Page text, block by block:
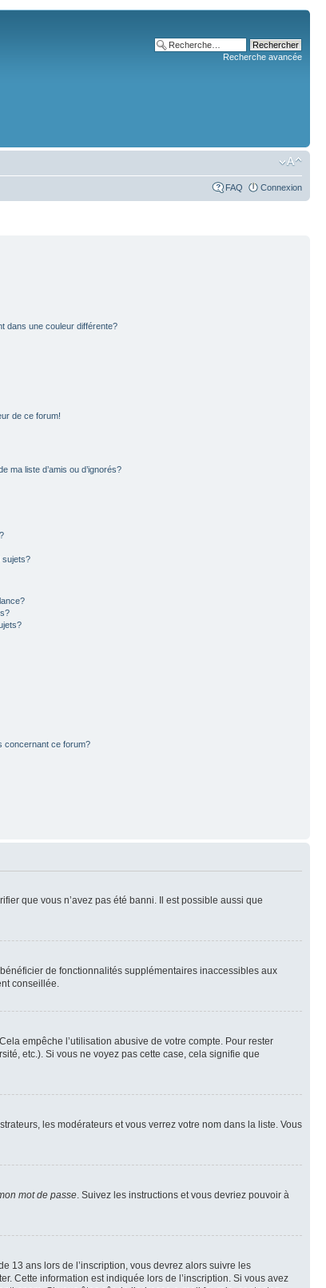
Recherche avancée
FAQ Connexion
dans une couleur différente?
de ce forum!
ma liste d’amis ou d’ignorés?
sujets?
concernant ce forum?
que vous n’avez pas été banni. Il est possible aussi que
de fonctionnalités supplémentaires inaccessibles aux
conseillée.
empêche l’utilisation abusive de votre compte. Pour rester
etc.). Si vous ne voyez pas cette case, cela signifie que
les modérateurs et vous verrez votre nom dans la liste. Vous
mot de passe. Suivez les instructions et vous devriez pouvoir à
13 ans lors de l’inscription, vous devrez alors suivre les
Cette information est indiquée lors de l’inscription. Si vous avez